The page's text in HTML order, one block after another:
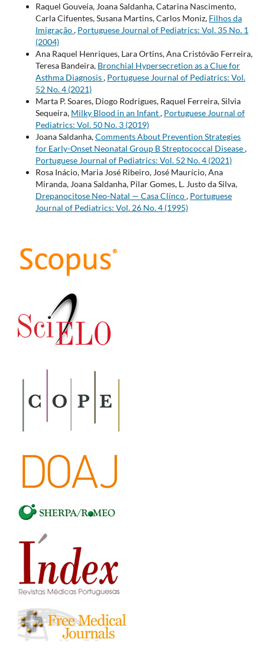
Raquel Gouveia, Joana Saldanha, Catarina Nascimento,
Carla Cifuentes, Susana Martins, Carlos Moniz, Filhos da
Imigração, Portuguese Journal of Pediatrics: Vol. 35 No. 1
(2004)
Ana Raquel Henriques, Lara Ortins, Ana Cristóvão Ferreira,
Teresa Bandeira, Bronchial Hypersecretion as a Clue for
Asthma Diagnosis, Portuguese Journal of Pediatrics: Vol.
52 No. 4 (2021)
Marta P. Soares, Diogo Rodrigues, Raquel Ferreira, Silvia
Sequeira, Milky Blood in an Infant, Portuguese Journal of
Pediatrics: Vol. 50 No. 3 (2019)
Joana Saldanha,Comments About Prevention Strategies
for Early-Onset Neonatal Group B Streptococcal Disease,
Portuguese Journal of Pediatrics: Vol. 52 No. 4 (2021)
Rosa Inácio, Maria José Ribeiro, José Maurício, Ana
Miranda, Joana Saldanha, Pilar Gomes, L. Justo da Silva,
Drepanocitose Neo-Natal — Casa Clínco, Portuguese
Journal of Pediatrics: Vol. 26 No. 4 (1995)